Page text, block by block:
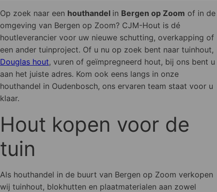
Op zoek naar een houthandel in Bergen op Zoom of in de
omgeving van Bergen op Zoom? CJM-Hout is dé
houtleverancier voor uw nieuwe schutting, overkapping of
een ander tuinproject. Of u nu op zoek bent naar tuinhout,
Douglas hout, vuren of geïmpregneerd hout, bij ons bent u
aan het juiste adres. Kom ook eens langs in onze
houthandel in Oudenbosch, ons ervaren team staat voor u
klaar.
Hout kopen voor de
tuin
Als houthandel in de buurt van Bergen op Zoom verkopen
wij tuinhout, blokhutten en plaatmaterialen aan zowel